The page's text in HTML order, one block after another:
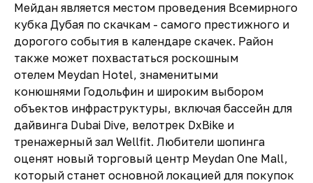
Мейдан является местом проведения Всемирного
кубка Дубая по скачкам - самого престижного и
дорогого события в календаре скачек. Район
также может похвастаться роскошным
отелем Meydan Hotel, знаменитыми
конюшнями Годольфин и широким выбором
объектов инфраструктуры, включая бассейн для
дайвинга Dubai Dive, велотрек DxBike и
тренажерный зал Wellfit. Любители шопинга
оценят новый торговый центр Meydan One Mall,
который станет основной локацией для покупок